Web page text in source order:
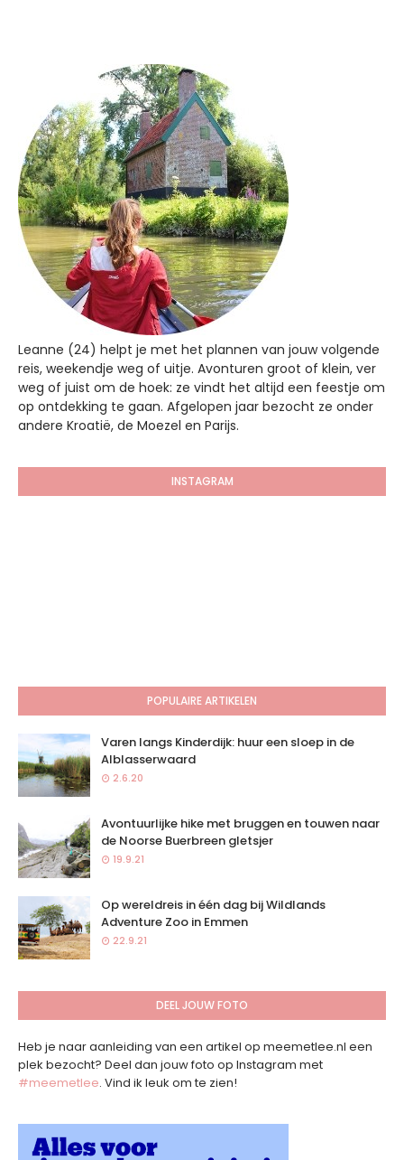
Leanne (24) helpt je met het plannen van jouw volgende
reis, weekendje weg of uitje. Avonturen groot of klein, ver
weg of juist om de hoek: ze vindt het altijd een feestje om
op ontdekking te gaan. Afgelopen jaar bezocht ze onder
andere Kroatië, de Moezel en Parijs.
INSTAGRAM
POPULAIRE ARTIKELEN
Varen langs Kinderdijk: huur een sloep in de
Alblasserwaard
2.6.20
Avontuurlijke hike met bruggen en touwen naar
de Noorse Buerbreen gletsjer
19.9.21
Op wereldreis in één dag bij Wildlands
Adventure Zoo in Emmen
22.9.21
DEEL JOUW FOTO
Heb je naar aanleiding van een artikel op meemetlee.nl een
plek bezocht? Deel dan jouw foto op Instagram met
#meemetlee. Vind ik leuk om te zien!